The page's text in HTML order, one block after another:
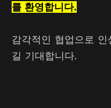
를 환영합니다.
감각적인 협업으로
길 기대합니다.